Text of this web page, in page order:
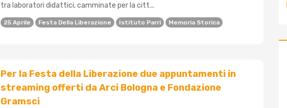
tra laboratori didattici, camminate per la citt...
25 Aprile Festa Della Liberazione Istituto Parri Memoria Storica
Per la Festa della Liberazione due appuntamenti in
streaming offerti da Arci Bologna e Fondazione
Gramsci